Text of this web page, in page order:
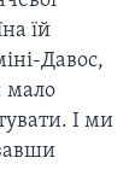
їй
Давос,
мало
І ми